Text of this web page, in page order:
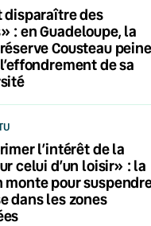
disparaître des
: en Guadeloupe, la
Cousteau
de sa
l’intérêt de la
celui d’un loisir» : la
monte pour
dans les zones